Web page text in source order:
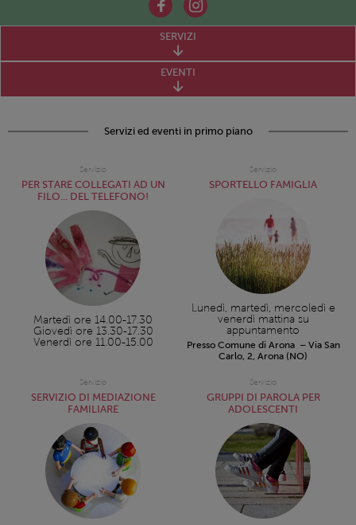
SERVIZI
EVENTI
Servizi ed eventi in primo piano
Servizio
PER STARE COLLEGATI AD UN
FILO... DEL TELEFONO!
Martedì ore 14.00-17.30
Giovedì ore 13.30-17.30
Venerdì ore 11.00-15.00
Servizio
SPORTELLO FAMIGLIA
Lunedì, martedì, mercoledì e
venerdì mattina su
appuntamento
Presso Comune di Arona – Via San
Carlo, 2, Arona (NO)
Servizio
SERVIZIO DI MEDIAZIONE
FAMILIARE
Servizio
GRUPPI DI PAROLA PER
ADOLESCENTI